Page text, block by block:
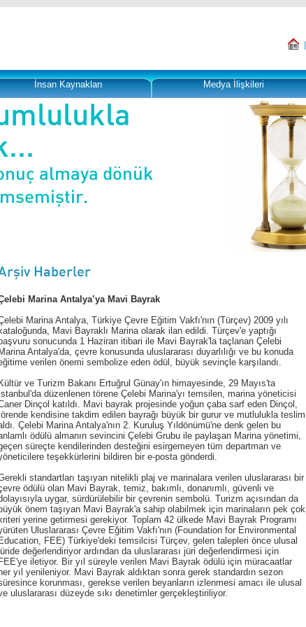
İnsan Kaynakları Medya İlişkileri
almaya dönük
Haberler
Marina Antalya’ya Mavi Bayrak
Marina Antalya, Türkiye Çevre Eğitim Vakfı'nın (Türçev) 2009 yılı
kataloğunda, Mavi Bayraklı Marina olarak ilan edildi. Türçev'e yaptığı
başvuru sonucunda 1 Haziran itibari ile Mavi Bayrak'la taçlanan Çelebi
Marina Antalya'da, çevre konusunda uluslararası duyarlılığı ve bu konuda
verilen önemi sembolize eden ödül, büyük sevinçle karşılandı.
Kültür ve Turizm Bakanı Ertuğrul Günay'ın himayesinde, 29 Mayıs'ta
İstanbul'da düzenlenen törene Çelebi Marina'yı temsilen, marina yöneticisi
Dinçol katıldı. Mavi bayrak projesinde yoğun çaba sarf eden Dinçol,
kendisine takdim edilen bayrağı büyük bir gurur ve mutlulukla teslim
Çelebi Marina Antalya'nın 2. Kuruluş Yıldönümü'ne denk gelen bu
ödülü almanın sevincini Çelebi Grubu ile paylaşan Marina yönetimi,
süreçte kendilerinden desteğini esirgemeyen tüm departman ve
teşekkürlerini bildiren bir e-posta gönderdi.
standartları taşıyan nitelikli plaj ve marinalara verilen uluslararası bir
ödülü olan Mavi Bayrak, temiz, bakımlı, donanımlı, güvenli ve
uygar, sürdürülebilir bir çevrenin sembolü. Turizm açısından da
büyük önem taşıyan Mavi Bayrak'a sahip olabilmek için marinaların pek çok
kriteri yerine getirmesi gerekiyor. Toplam 42 ülkede Mavi Bayrak Programı
Uluslararası Çevre Eğitim Vakfı'nın (Foundation for Environmental
Education, FEE) Türkiye'deki temsilcisi Türçev, gelen talepleri önce ulusal
değerlendiriyor ardından da uluslararası jüri değerlendirmesi için
FEE'ye iletiyor. Bir yıl süreyle verilen Mavi Bayrak ödülü için müracaatlar
her yıl yenileniyor. Mavi Bayrak aldıktan sonra gerek standardın sezon
korunması, gerekse verilen beyanların izlenmesi amacı ile ulusal
uluslararası düzeyde sıkı denetimler gerçekleştiriliyor.